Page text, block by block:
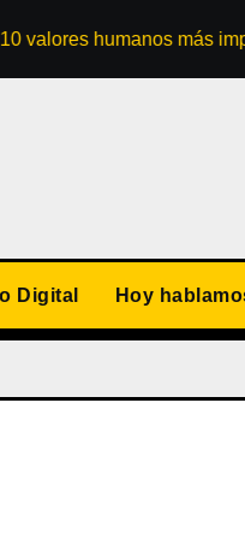
humanos más
Digital Hoy